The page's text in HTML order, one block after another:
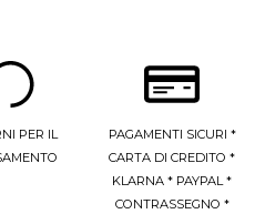
PER IL
PAGAMENTI SICURI *
CARTA DI CREDITO *
KLARNA * PAYPAL *
CONTRASSEGNO *